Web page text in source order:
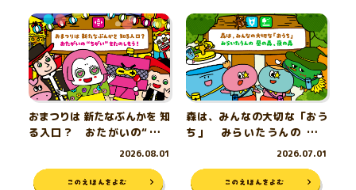
おまつりは 新たなぶんかを 知
る入口？ おたがいの“ちが
2026.08.01
森は、みんなの大切な「おう
ち」 みらいたうんの 昼の
2026.07.01